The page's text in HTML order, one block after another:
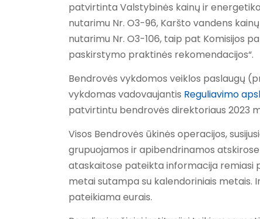
patvirtinta Valstybinės kainų ir
nutarimu Nr. O3-96, Karšto vandens
nutarimu Nr. O3-106, taip pat Komisijos
paskirstymo praktinės rekomendacijos“.
Bendrovės vykdomos veiklos paslaugų
vykdomas vadovaujantis Reguliavimo
patvirtintu bendrovės direktoriaus 2023
Visos Bendrovės ūkinės operacijos,
grupuojamos ir apibendrinamos
ataskaitose pateikta informacija remiasi
metai sutampa su kalendoriniais metais.
pateikiama eurais.